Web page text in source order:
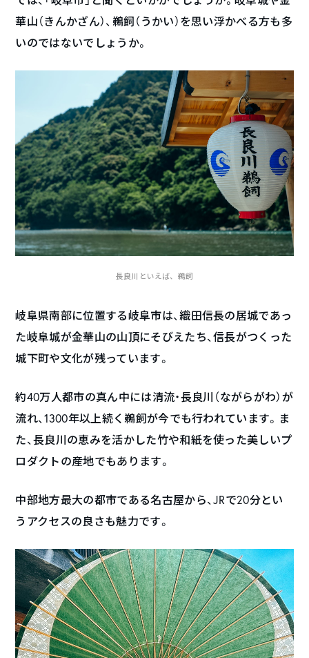
華山（きんかざん）、鵜飼（うかい）を思い浮かべる方も多
いのではないでしょうか。
長良川といえば、鵜飼
岐阜県南部に位置する岐阜市は、織田信長の居城であっ
た岐阜城が金華山の山頂にそびえたち、信長がつくった
城下町や文化が残っています。
約40万人都市の真ん中には清流・長良川（ながらがわ）が
流れ、1300年以上続く鵜飼が今でも行われています。ま
た、長良川の恵みを活かした竹や和紙を使った美しいプ
ロダクトの産地でもあります。
中部地方最大の都市である名古屋から、JRで20分とい
うアクセスの良さも魅力です。